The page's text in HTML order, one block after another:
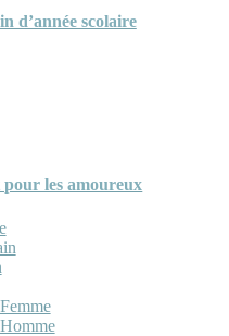
d’année scolaire
pour les amoureux